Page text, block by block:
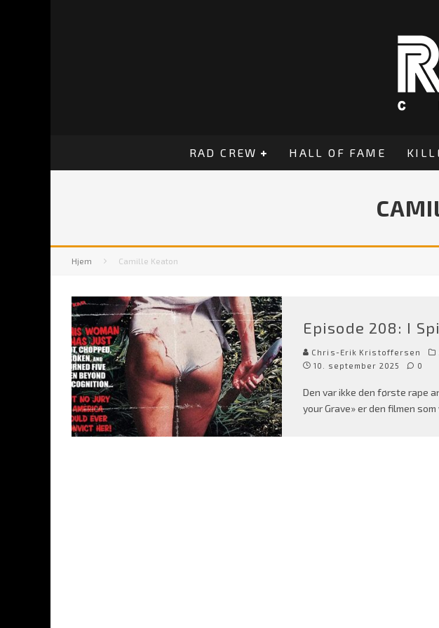
RAD CREW HALL OF FAME
Hjem Camille Keaton
Episode 208: I
Chris-Erik Kristoffersen
10. september 2025
0
Den var ikke den første rape
your Grave» er den filmen